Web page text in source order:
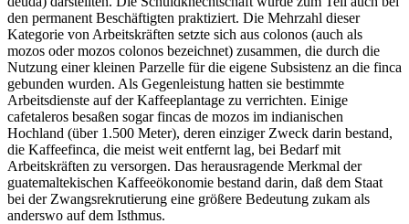
den permanent Beschäftigten praktiziert. Die Mehrzahl dieser
Kategorie von Arbeitskräften setzte sich aus colonos (auch als
mozos oder mozos colonos bezeichnet) zusammen, die durch die
Nutzung einer kleinen Parzelle für die eigene Subsistenz an die finca
gebunden wurden. Als Gegenleistung hatten sie bestimmte
Arbeitsdienste auf der Kaffeeplantage zu verrichten. Einige
cafetaleros besaßen sogar fincas de mozos im indianischen
Hochland (über 1.500 Meter), deren einziger Zweck darin bestand,
die Kaffeefinca, die meist weit entfernt lag, bei Bedarf mit
Arbeitskräften zu versorgen. Das herausragende Merkmal der
guatemaltekischen Kaffeeökonomie bestand darin, daß dem Staat
bei der Zwangsrekrutierung eine größere Bedeutung zukam als
anderswo auf dem Isthmus.